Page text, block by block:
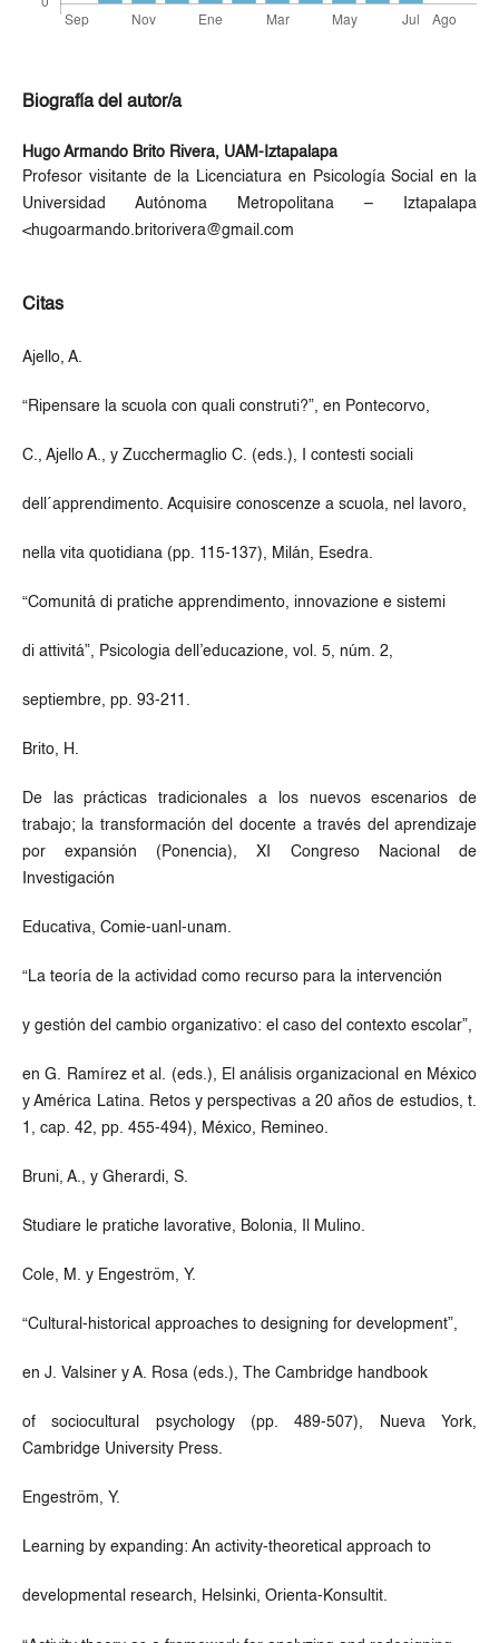
Biografía del autor/a
Hugo Armando Brito Rivera, UAM-Iztapalapa
Profesor visitante de la Licenciatura en Psicología Social en la
Universidad Autónoma Metropolitana – Iztapalapa
<hugoarmando.britorivera@gmail.com
Citas
Ajello, A.
“Ripensare la scuola con quali construti?”, en Pontecorvo,
C., Ajello A., y Zucchermaglio C. (eds.), I contesti sociali
dell´apprendimento. Acquisire conoscenze a scuola, nel lavoro,
nella vita quotidiana (pp. 115-137), Milán, Esedra.
“Comunitá di pratiche apprendimento, innovazione e sistemi
di attivitá”, Psicologia dell’educazione, vol. 5, núm. 2,
septiembre, pp. 93-211.
Brito, H.
De las prácticas tradicionales a los nuevos escenarios de
trabajo; la transformación del docente a través del aprendizaje
por expansión (Ponencia), XI Congreso Nacional de
Investigación
Educativa, Comie-uanl-unam.
“La teoría de la actividad como recurso para la intervención
y gestión del cambio organizativo: el caso del contexto escolar”,
en G. Ramírez et al. (eds.), El análisis organizacional en México
y América Latina. Retos y perspectivas a 20 años de estudios, t.
1, cap. 42, pp. 455-494), México, Remineo.
Bruni, A., y Gherardi, S.
Studiare le pratiche lavorative, Bolonia, Il Mulino.
Cole, M. y Engeström, Y.
“Cultural-historical approaches to designing for development”,
en J. Valsiner y A. Rosa (eds.), The Cambridge handbook
of sociocultural psychology (pp. 489-507), Nueva York,
Cambridge University Press.
Engeström, Y.
Learning by expanding: An activity-theoretical approach to
developmental research, Helsinki, Orienta-Konsultit.